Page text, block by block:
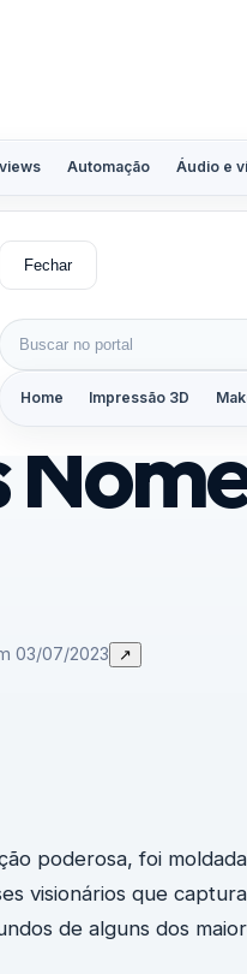
Automação Áudio e
Fechar
Buscar por:
Home Impressão 3D
03/07/2023 ↗
poderosa, foi
visionários que
de alguns dos